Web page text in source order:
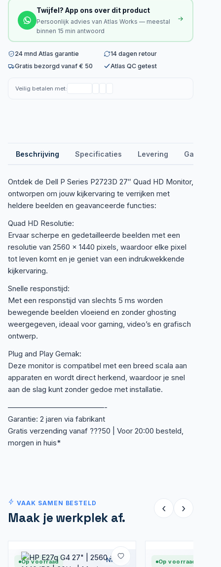
Twijfel? App ons over dit product
Persoonlijk advies van Atlas Works — meestal
binnen 15 min antwoord
24 mnd Atlas garantie
14 dagen retour
Gratis bezorgd vanaf € 50
Atlas QC getest
Veilig betalen met:
Beschrijving Specificaties Levering Garantie
Ontdek de Dell P Series P2723D 27″ Quad HD Monitor,
ontworpen om jouw kijkervaring te verrijken met
heldere beelden en geavanceerde functies:
Quad HD Resolutie:
Ervaar scherpe en gedetailleerde beelden met een
resolutie van 2560 x 1440 pixels, waardoor elke pixel
tot leven komt en je geniet van een indrukwekkende
kijkervaring.
Snelle responstijd:
Met een responstijd van slechts 5 ms worden
bewegende beelden vloeiend en zonder ghosting
weergegeven, ideaal voor gaming, video’s en grafisch
ontwerp.
Plug and Play Gemak:
Deze monitor is compatibel met een breed scala aan
apparaten en wordt direct herkend, waardoor je snel
aan de slag kunt zonder gedoe met installatie.
—————————————-
Garantie: 2 jaren via fabrikant
Gratis verzending vanaf ???50 | Voor 20:00 besteld,
morgen in huis*
VAAK SAMEN BESTELD
Maak je werkplek af.
‹ ›
Op voorraad Nieuw Op voorraad